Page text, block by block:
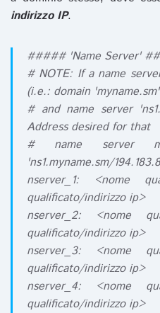
indirizzo IP.
##### 'Name Server'
# NOTE: If a name
(i.e.: domain 'myname.sm'
# and name server
Address desired for that
# name server
'ns1.myname.sm/
nserver_1: <nome
qualificato/indirizzo ip>
nserver_2: <nome
qualificato/indirizzo ip>
nserver_3: <nome
qualificato/indirizzo ip>
nserver_4: <nome
qualificato/indirizzo ip>